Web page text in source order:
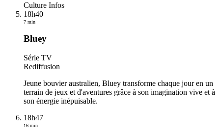
Culture Infos
18h40
7 min
Bluey
Série TV
Rediffusion
Jeune bouvier australien, Bluey transforme chaque jour en un
terrain de jeux et d'aventures grâce à son imagination vive et à
son énergie inépuisable.
18h47
16 min